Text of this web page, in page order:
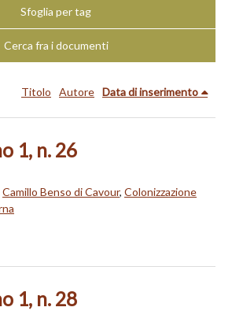
Sfoglia per tag
Cerca fra i documenti
Titolo Autore Data di inserimento
1, n. 26
Camillo Benso di Cavour, Colonizzazione
1, n. 28